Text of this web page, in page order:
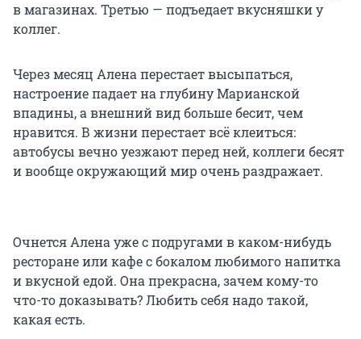
в магазинах. Третью — подъедает вкусняшки у
коллег.
Через месяц Алена перестает высыпаться,
настроение падает на глубину Марианской
впадины, а внешний вид больше бесит, чем
нравится. В жизни перестает всё клеиться:
автобусы вечно уезжают перед ней, коллеги бесят
и вообще окружающий мир очень раздражает.
Очнется Алена уже с подругами в каком-нибудь
ресторане или кафе с бокалом любимого напитка
и вкусной едой. Она прекрасна, зачем кому-то
что-то доказывать? Любить себя надо такой,
какая есть.